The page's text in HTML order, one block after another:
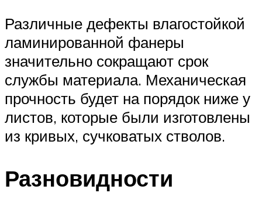
Различные дефекты влагостойкой
ламинированной фанеры
значительно сокращают срок
службы материала. Механическая
прочность будет на порядок ниже у
листов, которые были изготовлены
из кривых, сучковатых стволов.
Разновидности